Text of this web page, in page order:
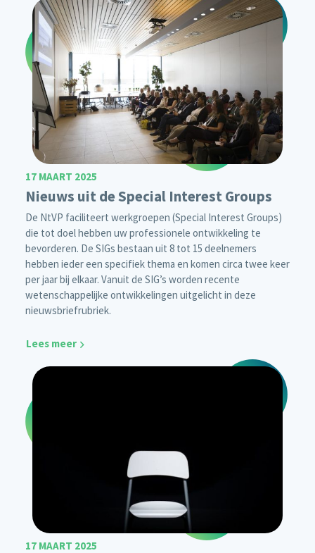
17 MAART 2025
Nieuws uit de Special Interest Groups
De NtVP faciliteert werkgroepen (Special Interest Groups)
die tot doel hebben uw professionele ontwikkeling te
bevorderen. De SIGs bestaan uit 8 tot 15 deelnemers
hebben ieder een specifiek thema en komen circa twee keer
per jaar bij elkaar. Vanuit de SIG’s worden recente
wetenschappelijke ontwikkelingen uitgelicht in deze
nieuwsbriefrubriek.
Lees meer
17 MAART 2025